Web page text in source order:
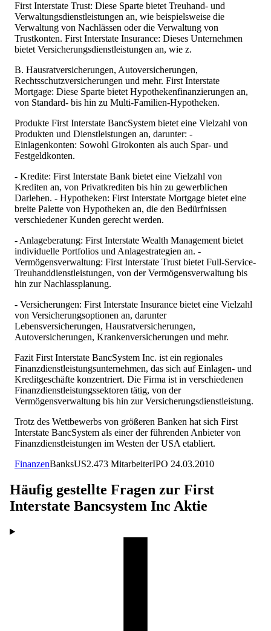
First Interstate Trust: Diese Sparte bietet Treuhand- und
Verwaltungsdienstleistungen an, wie beispielsweise die
Verwaltung von Nachlässen oder die Verwaltung von
Trustkonten. First Interstate Insurance: Dieses Unternehmen
bietet Versicherungsdienstleistungen an, wie z.
B. Hausratversicherungen, Autoversicherungen,
Rechtsschutzversicherungen und mehr. First Interstate
Mortgage: Diese Sparte bietet Hypothekenfinanzierungen an,
von Standard- bis hin zu Multi-Familien-Hypotheken.
Produkte First Interstate BancSystem bietet eine Vielzahl von
Produkten und Dienstleistungen an, darunter: -
Einlagenkonten: Sowohl Girokonten als auch Spar- und
Festgeldkonten.
- Kredite: First Interstate Bank bietet eine Vielzahl von
Krediten an, von Privatkrediten bis hin zu gewerblichen
Darlehen. - Hypotheken: First Interstate Mortgage bietet eine
breite Palette von Hypotheken an, die den Bedürfnissen
verschiedener Kunden gerecht werden.
- Anlageberatung: First Interstate Wealth Management bietet
individuelle Portfolios und Anlagestrategien an. -
Vermögensverwaltung: First Interstate Trust bietet Full-Service-
Treuhanddienstleistungen, von der Vermögensverwaltung bis
hin zur Nachlassplanung.
- Versicherungen: First Interstate Insurance bietet eine Vielzahl
von Versicherungsoptionen an, darunter
Lebensversicherungen, Hausratversicherungen,
Autoversicherungen, Krankenversicherungen und mehr.
Fazit First Interstate BancSystem Inc. ist ein regionales
Finanzdienstleistungsunternehmen, das sich auf Einlagen- und
Kreditgeschäfte konzentriert. Die Firma ist in verschiedenen
Finanzdienstleistungssektoren tätig, von der
Vermögensverwaltung bis hin zur Versicherungsdienstleistung.
Trotz des Wettbewerbs von größeren Banken hat sich First
Interstate BancSystem als einer der führenden Anbieter von
Finanzdienstleistungen im Westen der USA etabliert.
FinanzenBanksUS2.473 MitarbeiterIPO 24.03.2010
Häufig gestellte Fragen zur First
Interstate Bancsystem Inc Aktie